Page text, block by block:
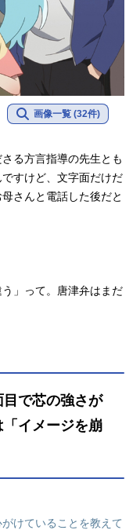
画像一覧 (32件)
る方言指導の先生とも
すけど、文字面だけだ
さんと電話した後だと
」って。唐津弁はまだ
で芯の強さが
イメージを崩
けていることを教えて